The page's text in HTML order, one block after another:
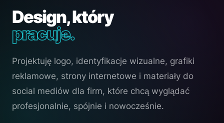
Design, który
pracuje.
Projektuję logo, identyfikacje wizualne, grafiki
reklamowe, strony internetowe i materiały do
social mediów dla firm, które chcą wyglądać
profesjonalnie, spójnie i nowocześnie.